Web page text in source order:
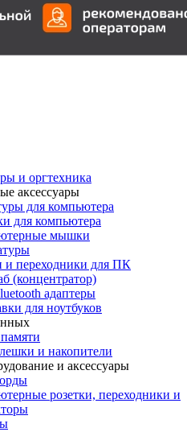
и оргтехника
аксессуары
для компьютера
для компьютера
мышки
и переходники для ПК
(концентратор)
адаптеры
для ноутбуков
и накопители
и аксессуары
розетки, переходники и